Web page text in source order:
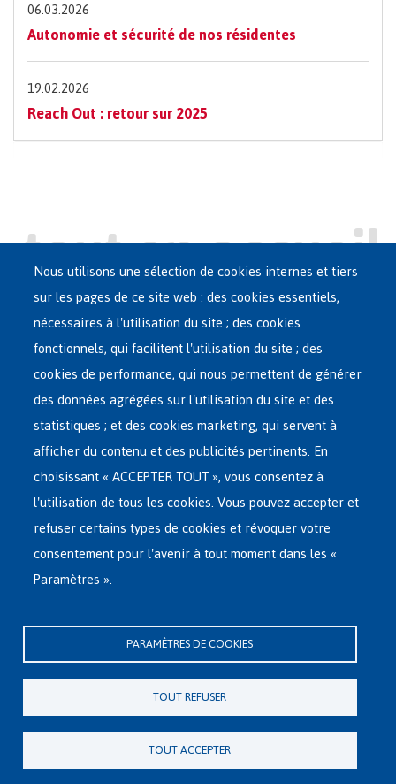
06.03.2026
Autonomie et sécurité de nos résidentes
19.02.2026
Reach Out : retour sur 2025
Main
French
Menu
ASILE EN BELGIQUE
RÉSEAU D'ACCUEIL
RETOUR VOLONTAIRE
INTERNATIONAL
À PROPOS DE FEDASIL
Rue des Chartreux 21 , 1000 Bruxelles
E-mail : info@fedasil.be • T : +32-(0)2-213 44 11 • F : +32-(0)2-213 44 22
Vie privée, copyright et disclaimer|Déclaration d'accessibilité
Déclaration relative aux cookies
Paramètres de cookies
Nous utilisons une sélection de cookies internes et tiers
sur les pages de ce site web : des cookies essentiels,
nécessaires à l'utilisation du site ; des cookies
fonctionnels, qui facilitent l'utilisation du site ; des
cookies de performance, qui nous permettent de générer
des données agrégées sur l'utilisation du site et des
statistiques ; et des cookies marketing, qui servent à
afficher du contenu et des publicités pertinents. En
choisissant « ACCEPTER TOUT », vous consentez à
l'utilisation de tous les cookies. Vous pouvez accepter et
refuser certains types de cookies et révoquer votre
consentement pour l'avenir à tout moment dans les «
Paramètres ».
PARAMÈTRES DE COOKIES
TOUT REFUSER
TOUT ACCEPTER